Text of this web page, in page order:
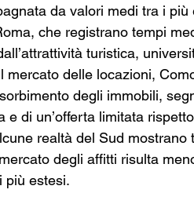
da valori medi tra i
che registrano tempi
turistica,
mercato delle locazioni,
degli immobili,
e di un’offerta limitata
realtà del Sud
degli affitti risulta
più estesi.